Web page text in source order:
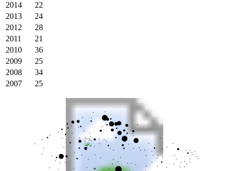
2014
22
2013
24
2012
28
2011
21
2010
36
2009
25
2008
34
2007
25